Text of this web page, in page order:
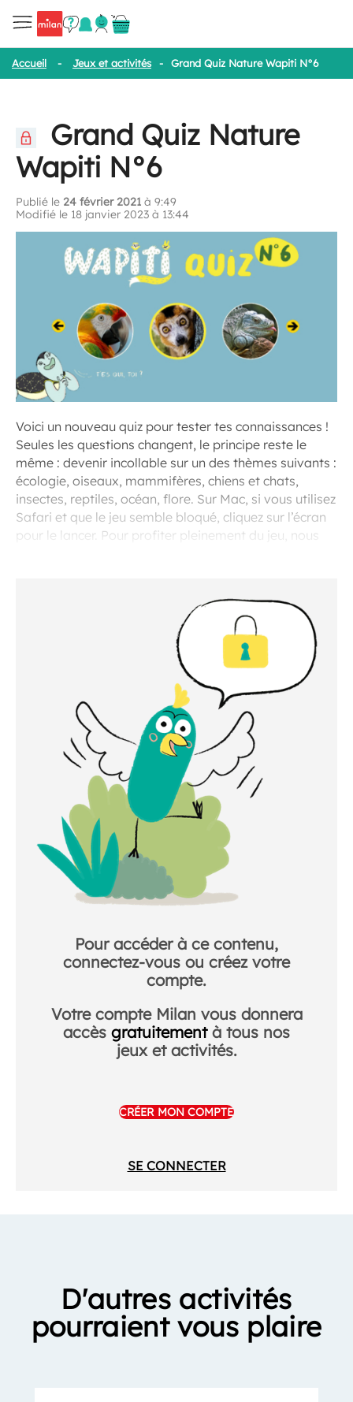
Accueil - Jeux et activités - Grand Quiz Nature Wapiti N°6
Grand Quiz Nature
Wapiti N°6
Publié le 24 février 2021 à 9:49
Modifié le 18 janvier 2023 à 13:44
Voici un nouveau quiz pour tester tes connaissances !
Seules les questions changent, le principe reste le
même : devenir incollable sur un des thèmes suivants :
écologie, oiseaux, mammifères, chiens et chats,
insectes, reptiles, océan, flore. Sur Mac, si vous utilisez
Safari et que le jeu semble bloqué, cliquez sur l’écran
pour le lancer. Pour profiter pleinement du jeu, nous
Pour accéder à ce contenu,
connectez-vous ou créez votre
compte.
Votre compte Milan vous donnera
accès gratuitementà tous nos
jeux et activités.
CRÉER MON COMPTE
SE CONNECTER
D'autres activités
pourraient vous plaire